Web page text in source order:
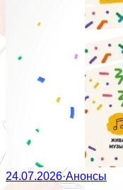
24.07.2026·Анонсы